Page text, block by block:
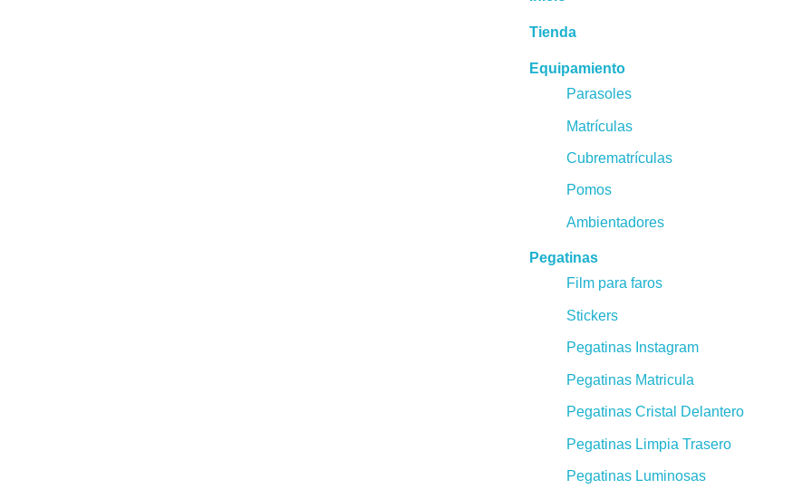
Tienda
Equipamiento
Parasoles
Matrículas
Cubrematrículas
Pomos
Ambientadores
Pegatinas
Film para faros
Stickers
Pegatinas Instagram
Pegatinas Matricula
Pegatinas Cristal Delantero
Pegatinas Limpia Trasero
Pegatinas Luminosas